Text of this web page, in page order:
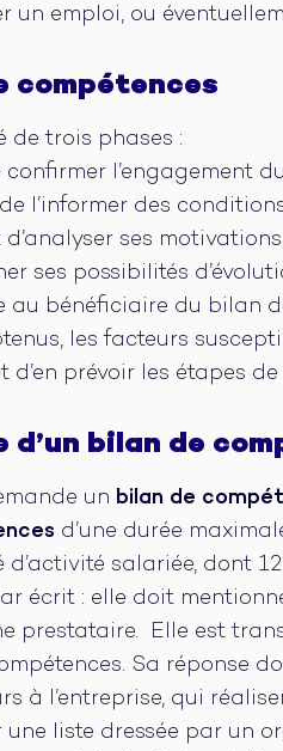
emploi, ou
compétences
de trois phases :
confirmer l’engagement
l’informer des
d’analyser ses
ses possibilités
au bénéficiaire du bilan
les facteurs
prévoir les étapes
bilan de
un bilan de
d’une durée
salariée, dont
écrit : elle doit
prestataire. Elle est
Sa réponse
à l’entreprise, qui
liste dressée par un